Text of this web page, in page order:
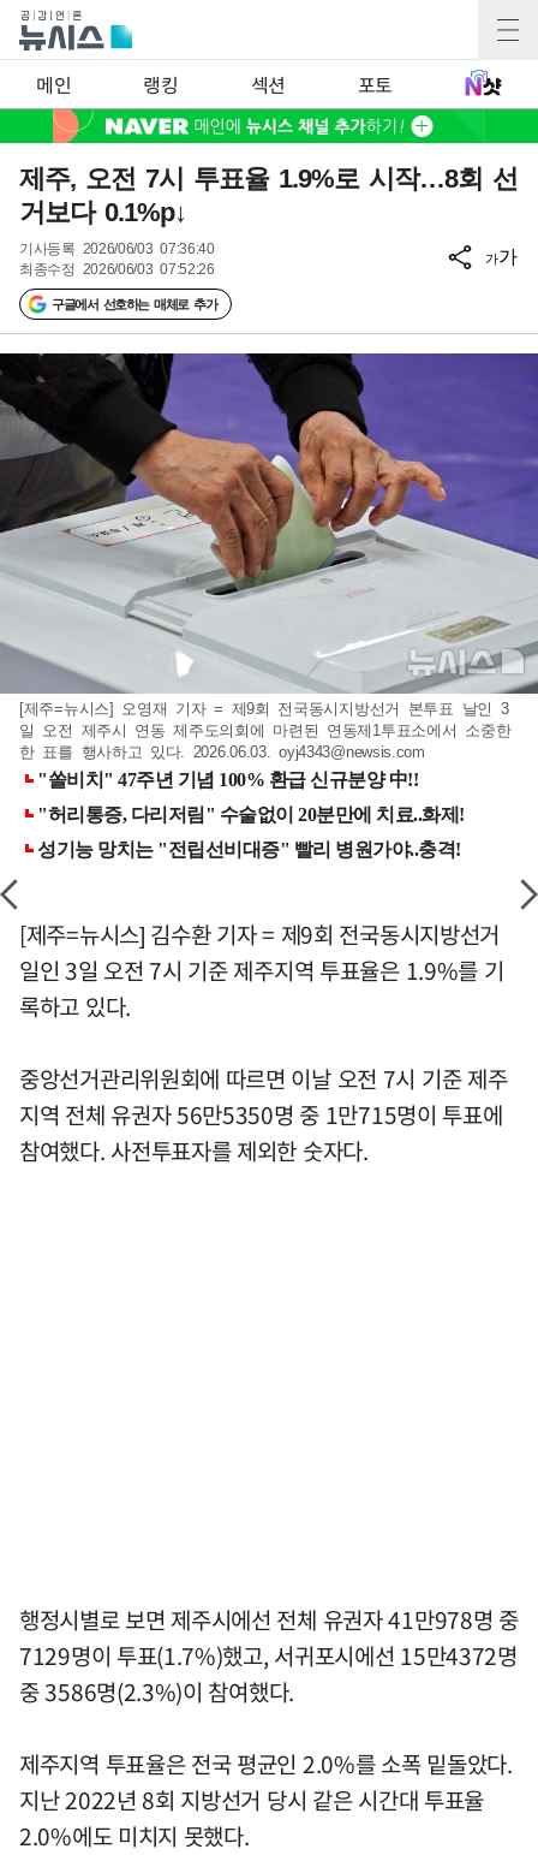
메인 랭킹 섹션 포토
제주, 오전 7시 투표율 1.9%로 시작…8회 선
거보다 0.1%p↓
기사등록 2026/06/03 07:36:40
최종수정 2026/06/03 07:52:26
구글에서 선호하는 매체로 추가
가가
[제주=뉴시스] 오영재 기자 = 제9회 전국동시지방선거 본투표 날인 3
일 오전 제주시 연동 제주도의회에 마련된 연동제1투표소에서 소중한
한 표를 행사하고 있다. 2026.06.03.oyj4343@newsis.com
[제주=뉴시스] 김수환 기자 = 제9회 전국동시지방선거
일인 3일 오전 7시 기준 제주지역 투표율은 1.9%를 기
록하고 있다.
중앙선거관리위원회에 따르면 이날 오전 7시 기준 제주
지역 전체 유권자 56만5350명 중 1만715명이 투표에
참여했다. 사전투표자를 제외한 숫자다.
행정시별로 보면 제주시에선 전체 유권자 41만978명 중
7129명이 투표(1.7%)했고, 서귀포시에선 15만4372명
중 3586명(2.3%)이 참여했다.
제주지역 투표율은 전국 평균인 2.0%를 소폭 밑돌았다.
지난 2022년 8회 지방선거 당시 같은 시간대 투표율
2.0%에도 미치지 못했다.